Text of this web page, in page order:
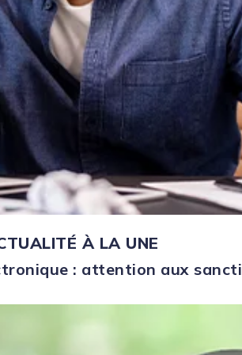
À LA UNE
: attention aux